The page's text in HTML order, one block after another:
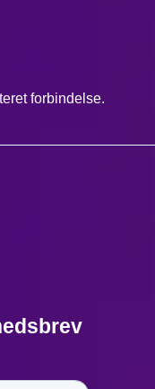
forbindelse.